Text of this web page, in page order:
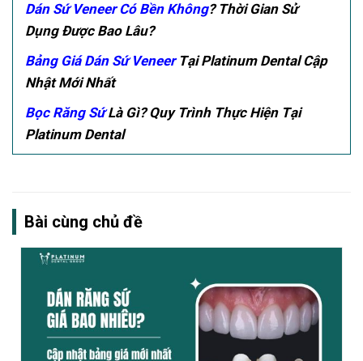
Dán Sứ Veneer Có Bền Không? Thời Gian Sử
Dụng Được Bao Lâu?
Bảng Giá Dán Sứ VeneerTại Platinum Dental Cập
Nhật Mới Nhất
Bọc Răng SứLà Gì? Quy Trình Thực Hiện Tại
Platinum Dental
Bài cùng chủ đề